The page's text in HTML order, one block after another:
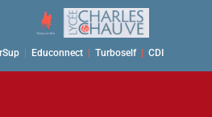
Educonnect Turboself CDI